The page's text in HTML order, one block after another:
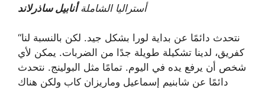
أستراليا الشاملةأنابيل ساذرلاند
“نتحدث دائمًا عن بداية لورا بشكل جيد. لكن بالنسبة لنا
كفريق، لدينا تشكيلة طويلة جدًا من الضربات. يمكن لأي
شخص أن يرفع يده في اليوم. تمامًا مثل البولينج. نتحدث
دائمًا عن شابنيم إسماعيل وماريزان كاب ولكن هناك